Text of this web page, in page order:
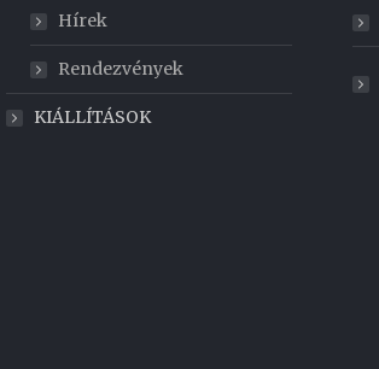
Hírek
Rendezvények
KIÁLLÍTÁSOK